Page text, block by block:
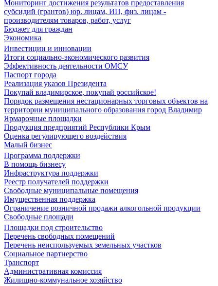
Мониторинг достижения результатов предоставления
субсидий (грантов) юр. лицам, ИП, физ. лицам -
производителям товаров, работ, услуг
Бюджет для граждан
Экономика
Инвестиции и инновации
Итоги социально-экономического развития
Эффективность деятельности ОМСУ
Паспорт города
Реализация указов Президента
Покупай владимирское, покупай российское!
Порядок размещения нестационарных торговых объектов на
территории муниципального образования город Владимир
Ярмарочные площадки
Продукция предприятий Республики Крым
Оценка регулирующего воздействия
Малый бизнес
Программа поддержки
В помощь бизнесу
Инфраструктура поддержки
Реестр получателей поддержки
Свободные муниципальные помещения
Имущественная поддержка
Ограничение розничной продажи алкогольной продукции
Свободные площади
Площадки под строительство
Перечень свободных помещений
Перечень неиспользуемых земельных участков
Социальное партнерство
Транспорт
Административная комиссия
Жилищно-коммунальное хозяйство